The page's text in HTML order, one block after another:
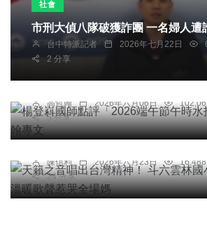
社會
市刑大偵八隊破獲詐團
台中特派記者 2026年七月22日
2 分享
專欄
高哲翰 2026年六月06日
5 分享
綜合新聞 文教
天籟之音唱出台灣精神！ 斗六雲林
陳信利 2026年六月23日
24 分享